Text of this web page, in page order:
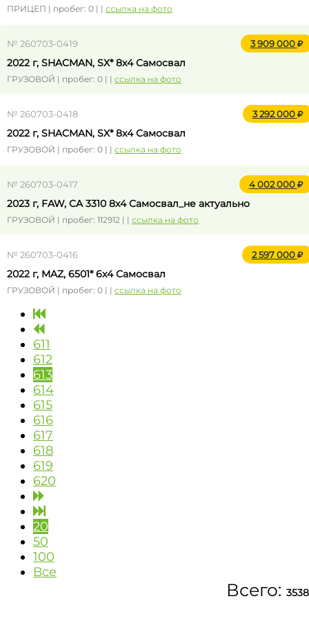
ПРИЦЕП | пробег: 0 | | ссылка на фото
№ 260703-0419 3 909 000
2022 г, SHACMAN, SX* 8x4 Самосвал
ГРУЗОВОЙ | пробег: 0 | | ссылка на фото
№ 260703-0418 3 292 000
2022 г, SHACMAN, SX* 8x4 Самосвал
ГРУЗОВОЙ | пробег: 0 | | ссылка на фото
№ 260703-0417 4 002 000
2023 г, FAW, CA 3310 8x4 Самосвал_не актуально
ГРУЗОВОЙ | пробег: 112912 | | ссылка на фото
№ 260703-0416 2 597 000
2022 г, MAZ, 6501* 6x4 Самосвал
ГРУЗОВОЙ | пробег: 0 | | ссылка на фото
611
612
613
614
615
616
617
618
619
620
20
50
100
Все
Всего: